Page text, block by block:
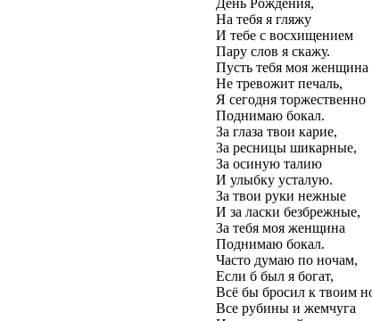
На тебя я гляжу
И тебе с восхищением
Пару слов я скажу.
Пусть тебя моя женщина
Не тревожит печаль,
Я сегодня торжественно
Поднимаю бокал.
За глаза твои карие,
За ресницы шикарные,
За осиную талию
И улыбку усталую.
За твои руки нежные
И за ласки безбрежные,
За тебя моя женщина
Поднимаю бокал.
Часто думаю по ночам,
Если б был я богат,
Всё бы бросил к твоим
Все рубины и жемчуга